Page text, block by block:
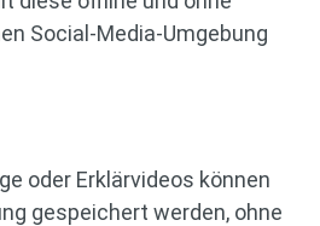
Social-Media-Umgebung
oder Erklärvideos können
gespeichert werden, ohne